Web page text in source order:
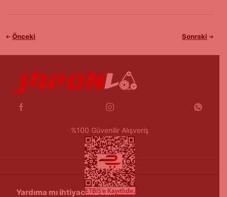
Önceki Sonraki
%100 Güvenilir Alışveriş
Yardıma mı ihtiyacınız var?